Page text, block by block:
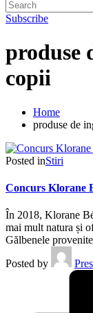
Subscribe
produse
copii
Home
produse de
Posted inStiri
Concurs Klorane
În 2018, Klorane
mai mult natura și
Gălbenele
Posted by